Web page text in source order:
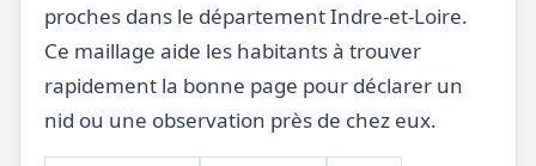
proches dans le département Indre-et-Loire.
Ce maillage aide les habitants à trouver
rapidement la bonne page pour déclarer un
nid ou une observation près de chez eux.